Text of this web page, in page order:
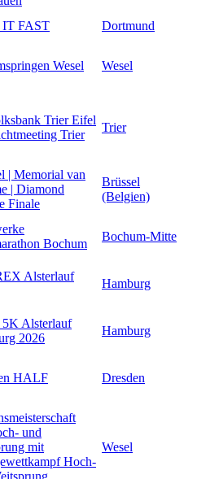
IT FAST Dortmund
Wesel Wesel
Trier Eifel
Trier
Trier
| Memorial van
| Diamond
Finale
Brüssel
(Belgien)
Bochum
Bochum-Mitte
Alsterlauf
Hamburg
Alsterlauf
2026
Hamburg
HALF Dresden
und
mit
Hoch-
Wesel